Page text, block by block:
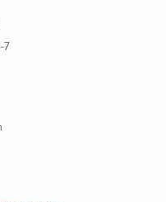
Botschaft.
lernen in einem
mit englischen Dialogen
7